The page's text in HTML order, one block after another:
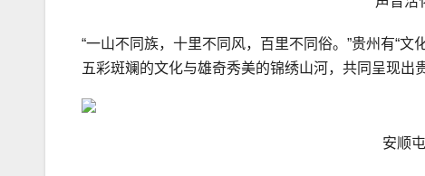
“一山不同族，十里不同风，百里不同俗。”贵州有“
五彩斑斓的文化与雄奇秀美的锦绣山河，共同呈现出
安顺